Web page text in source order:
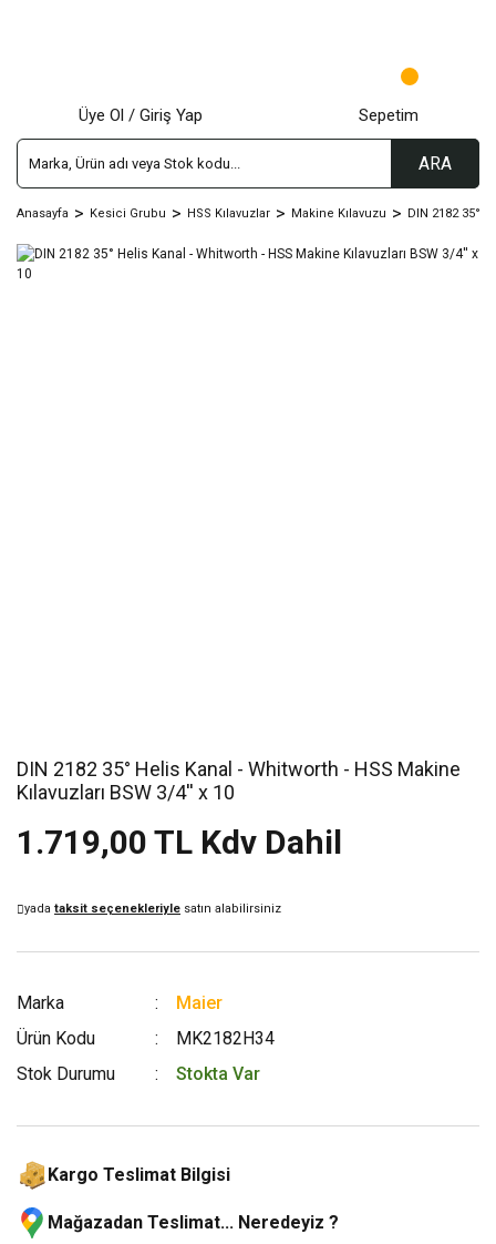
ARA
Üye Ol / Giriş Yap Sepetim
Anasayfa Kesici Grubu HSS Kılavuzlar Makine Kılavuzu DIN 2182 35°
DIN 2182 35° Helis Kanal - Whitworth - HSS Makine
Kılavuzları BSW 3/4'' x 10
1.719,00 TL Kdv Dahil
yada taksit seçenekleriyle satın alabilirsiniz
Marka
Maier
Ürün Kodu
MK2182H34
Stok Durumu
Stokta Var
Kargo Teslimat Bilgisi
Mağazadan Teslimat... Neredeyiz ?